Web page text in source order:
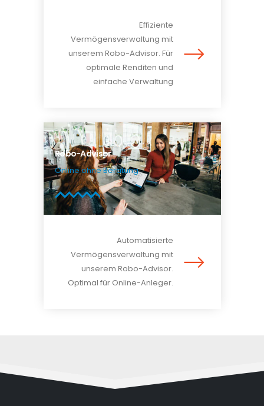
Effiziente
Vermögensverwaltung mit
unserem Robo-Advisor. Für
optimale Renditen und
einfache Verwaltung
Robo-Advisor
Online ohne Beratung
Automatisierte
Vermögensverwaltung mit
unserem Robo-Advisor.
Optimal für Online-Anleger.